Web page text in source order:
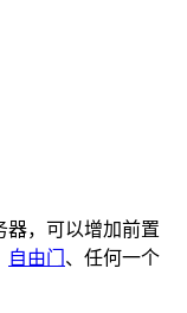
器，可以增加前置
自由门 、任何一个